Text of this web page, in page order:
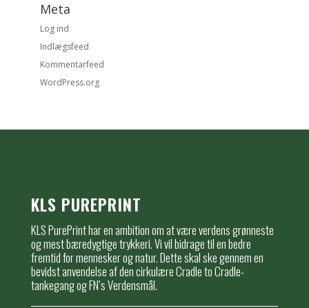
Meta
Log ind
Indlægsfeed
Kommentarfeed
WordPress.org
KLS PUREPRINT
KLS PurePrint har en ambition om at være verdens grønneste
og mest bæredygtige trykkeri. Vi vil bidrage til en bedre
fremtid for mennesker og natur. Dette skal ske gennem en
bevidst anvendelse af den cirkulære Cradle to Cradle-
tankegang og FN’s Verdensmål.